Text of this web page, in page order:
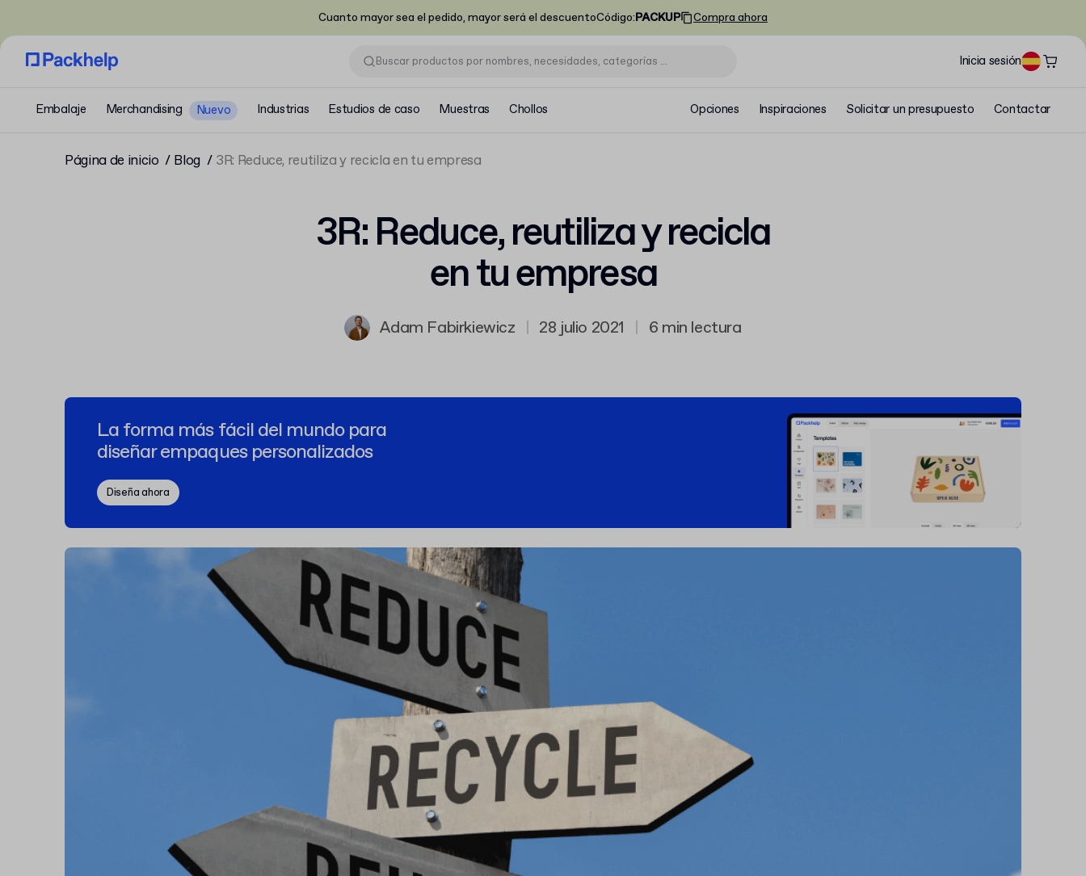
Cuanto mayor sea el pedido, mayor será el descuentoCódigo:PACKUP Compra ahora
Inicia sesión
Embalaje Merchandising Nuevo Industrias Estudios de caso Muestras Chollos Opciones Inspiraciones Solicitar un presupuesto Contactar
Página de inicio Blog 3R: Reduce, reutiliza y recicla en tu empresa
3R: Reduce, reutiliza y recicla
en tu empresa
Adam Fabirkiewicz | 28 julio 2021 | 6 min lectura
La forma más fácil del mundo para
diseñar empaques personalizados
Diseña ahora